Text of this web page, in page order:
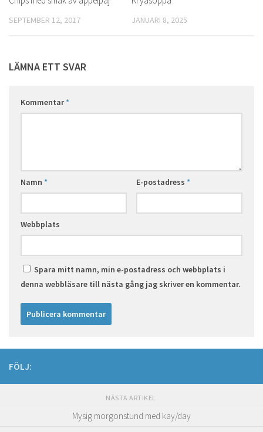
SEPTEMBER 12, 2017 JANUARI 8, 2025
LÄMNA ETT SVAR
Kommentar*
Namn * E-postadress *
Webbplats
Spara mitt namn, min e-postadress och webbplats i
denna webbläsare till nästa gång jag skriver en kommentar.
FÖLJ:
NÄSTA ARTIKEL
Mysig morgonstund med kay/day